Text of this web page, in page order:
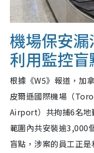
機場保安
利用監控盲
根據《W5》報道，加
皮爾遜國際機場（
Airport）共拘捕6名地
範圍內共安裝逾3,000
盲點， 涉案的員工正